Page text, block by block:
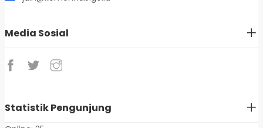
Media Sosial
Statistik Pengunjung